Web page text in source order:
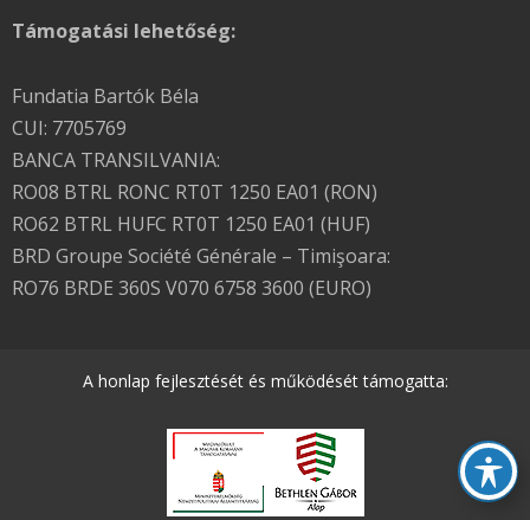
Támogatási lehetőség:
Fundatia Bartók Béla
CUI: 7705769
BANCA TRANSILVANIA:
RO08 BTRL RONC RT0T 1250 EA01 (RON)
RO62 BTRL HUFC RT0T 1250 EA01 (HUF)
BRD Groupe Société Générale – Timişoara:
RO76 BRDE 360S V070 6758 3600 (EURO)
A honlap fejlesztését és működését támogatta: